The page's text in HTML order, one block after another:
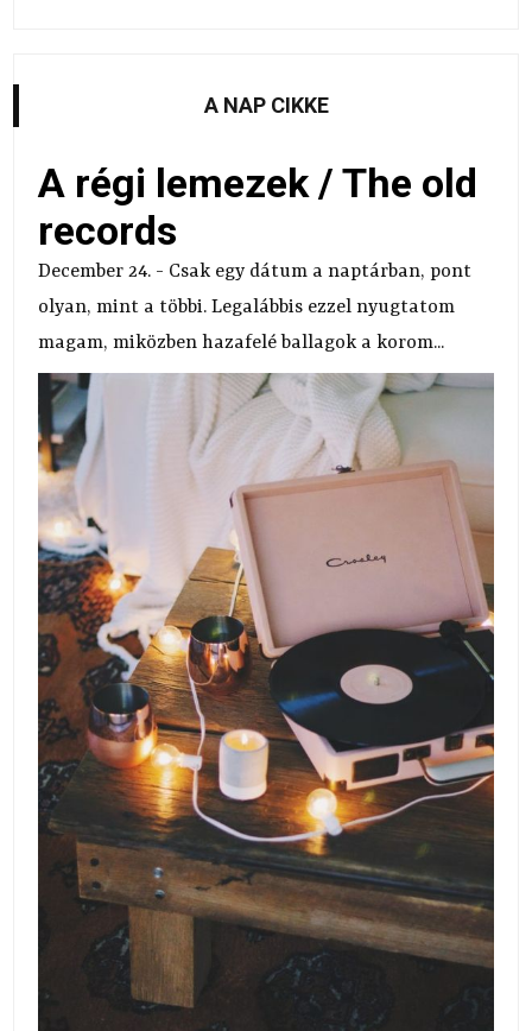
A NAP CIKKE
A régi lemezek / The old
records
December 24. - Csak egy dátum a naptárban, pont
olyan, mint a többi. Legalábbis ezzel nyugtatom
magam, miközben hazafelé ballagok a korom...